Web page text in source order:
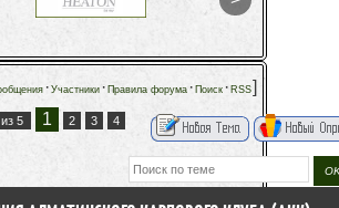
·Участники·Правила форума·Поиск·RSS]
из 5 1 2 3
4